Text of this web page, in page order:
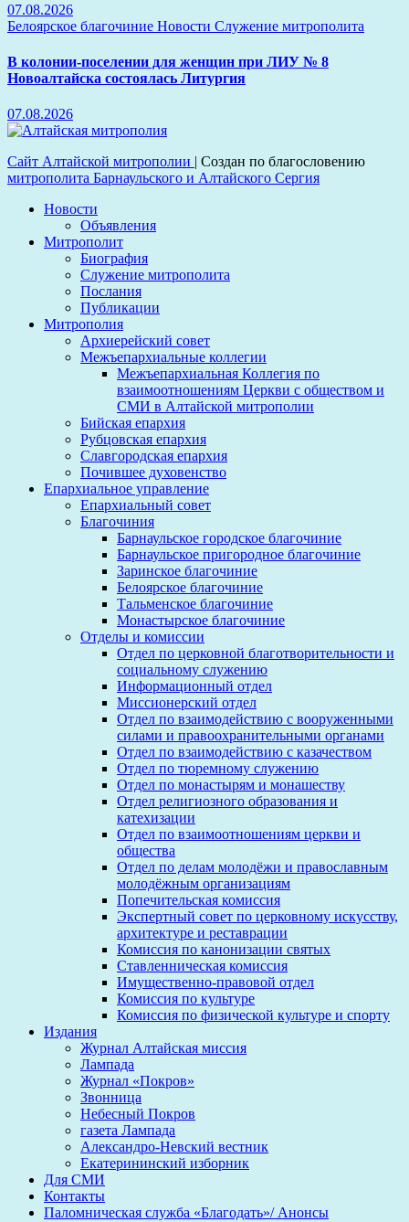
07.08.2026
Белоярское благочиние Новости Служение митрополита
В колонии-поселении для женщин при ЛИУ № 8
Новоалтайска состоялась Литургия
07.08.2026
Сайт Алтайской митрополии
Создан по благословению
митрополита Барнаульского и Алтайского Сергия
Новости
Объявления
Митрополит
Биография
Служение митрополита
Послания
Публикации
Митрополия
Архиерейский совет
Межъепархиальные коллегии
Межъепархиальная Коллегия по
взаимоотношениям Церкви с обществом и
СМИ в Алтайской митрополии
Бийская епархия
Рубцовская епархия
Славгородская епархия
Почившее духовенство
Епархиальное управление
Епархиальный совет
Благочиния
Барнаульское городское благочиние
Барнаульское пригородное благочиние
Заринское благочиние
Белоярское благочиние
Тальменское благочиние
Монастырское благочиние
Отделы и комиссии
Отдел по церковной благотворительности и
социальному служению
Информационный отдел
Миссионерский отдел
Отдел по взаимодействию с вооруженными
силами и правоохранительными органами
Отдел по взаимодействию с казачеством
Отдел по тюремному служению
Отдел по монастырям и монашеству
Отдел религиозного образования и
катехизации
Отдел по взаимоотношениям церкви и
общества
Отдел по делам молодёжи и православным
молодёжным организациям
Попечительская комиссия
Экспертный совет по церковному искусству,
архитектуре и реставрации
Комиссия по канонизации святых
Ставленническая комиссия
Имущественно-правовой отдел
Комиссия по культуре
Комиссия по физической культуре и спорту
Издания
Журнал Алтайская миссия
Лампада
Журнал «Покров»
Звонница
Небесный Покров
газета Лампада
Александро-Невский вестник
Екатерининский изборник
Для СМИ
Контакты
Паломническая служба «Благодать»/ Анонсы